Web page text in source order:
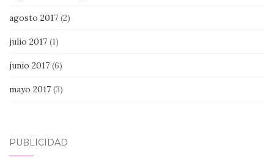
agosto 2017 (2)
julio 2017 (1)
junio 2017 (6)
mayo 2017 (3)
PUBLICIDAD